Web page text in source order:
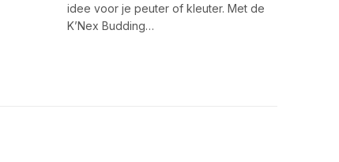
idee voor je peuter of kleuter. Met de
K’Nex Budding…